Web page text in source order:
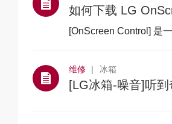
[OnScreen Control] 是
维修 冰箱
[LG冰箱-噪音]听